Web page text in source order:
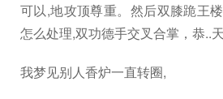
可以,地攻顶尊重。然后双膝跪王
怎么处理,双功德手交叉合掌，恭..
我梦见别人香炉一直转圈,